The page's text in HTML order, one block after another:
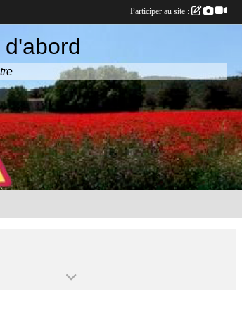
Participer au site :